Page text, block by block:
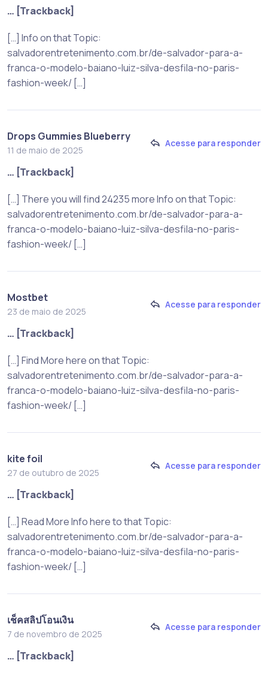
… [Trackback]
[…] Info on that Topic:
salvadorentretenimento.com.br/de-salvador-para-a-
franca-o-modelo-baiano-luiz-silva-desfila-no-paris-
fashion-week/ […]
Drops Gummies Blueberry
11 de maio de 2025
Acesse para responder
… [Trackback]
[…] There you will find 24235 more Info on that Topic:
salvadorentretenimento.com.br/de-salvador-para-a-
franca-o-modelo-baiano-luiz-silva-desfila-no-paris-
fashion-week/ […]
Mostbet
23 de maio de 2025
Acesse para responder
… [Trackback]
[…] Find More here on that Topic:
salvadorentretenimento.com.br/de-salvador-para-a-
franca-o-modelo-baiano-luiz-silva-desfila-no-paris-
fashion-week/ […]
kite foil
27 de outubro de 2025
Acesse para responder
… [Trackback]
[…] Read More Info here to that Topic:
salvadorentretenimento.com.br/de-salvador-para-a-
franca-o-modelo-baiano-luiz-silva-desfila-no-paris-
fashion-week/ […]
เช็คสลิปโอนเงิน
7 de novembro de 2025
Acesse para responder
… [Trackback]